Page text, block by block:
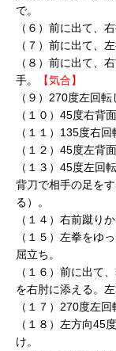
で。
（６）前に出て、
（７）前に出て、
（８）前に出て、
手。
【気合】
（９）270度左回
（１０）45度右背
（１１）135度右
（１２）45度左背
（１３）45度左回
背刀で相手の足を
る）。
（１４）右前蹴り
（１５）左拳をゆ
屈立ち。
（１６）前に出て
を右肘に添える。
（１７）270度左
（１８）左方向45
け。